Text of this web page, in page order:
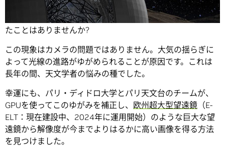
夕日の写真を撮ったら太陽がゆがんだように写って失敗し
たことはありませんか?
この現象はカメラの問題ではありません。大気の揺らぎに
よって光線の進路がゆがめられることが原因です。これは
長年の間、天文学者の悩みの種でした。
幸運にも、パリ・ディドロ大学とパリ天文台のチームが、
GPUを使ってこのゆがみを補正し、 欧州超大型望遠鏡 （E-
ELT：現在建設中、2024年に運用開始）のような巨大な望
遠鏡から解像度が今までよりはるかに高い画像を得る方法
を見つけました。